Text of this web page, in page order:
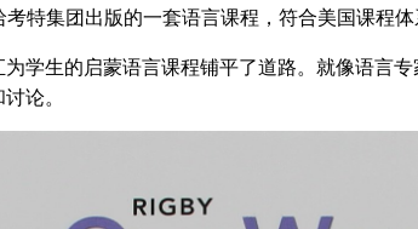
特集团出版的一套语言课程，符合美国课程体
学生的启蒙语言课程铺平了道路。就像语言专
论。